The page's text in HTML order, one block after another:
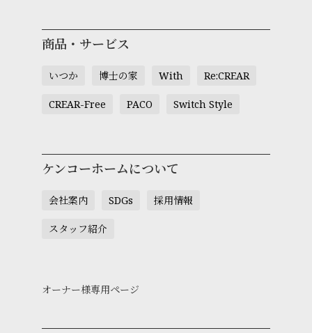
商品・サービス
いつか 博士の家 With Re:CREAR
CREAR-Free PACO Switch Style
ケンコーホームについて
会社案内 SDGs 採用情報
スタッフ紹介
オーナー様専用ページ